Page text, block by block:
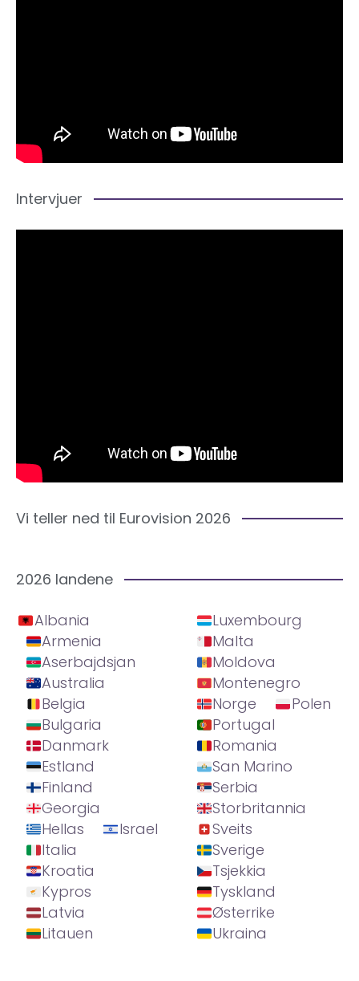
Intervjuer
Vi teller ned til Eurovision 2026
2026 landene
Albania
Armenia
Aserbajdsjan
Australia
Belgia
Bulgaria
Danmark
Estland
Finland
Georgia
Hellas
Israel
Italia
Kroatia
Kypros
Latvia
Litauen
Luxembourg
Malta
Moldova
Montenegro
Norge
Polen
Portugal
Romania
San Marino
Serbia
Storbritannia
Sveits
Sverige
Tsjekkia
Tyskland
Østerrike
Ukraina